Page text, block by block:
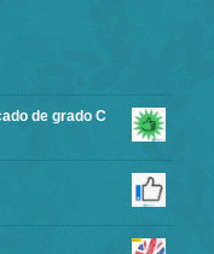
de grado C